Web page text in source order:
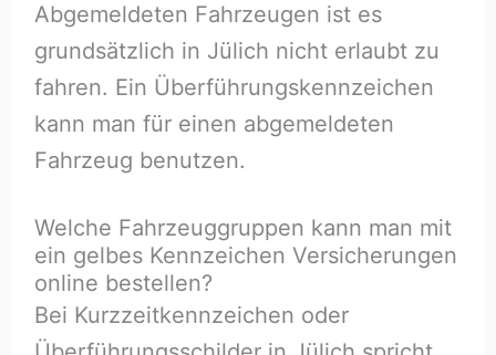
Abgemeldeten Fahrzeugen ist es
grundsätzlich in Jülich nicht erlaubt zu
fahren. Ein Überführungskennzeichen
kann man für einen abgemeldeten
Fahrzeug benutzen.
Welche Fahrzeuggruppen kann man mit
ein gelbes Kennzeichen Versicherungen
online bestellen?
Bei Kurzzeitkennzeichen oder